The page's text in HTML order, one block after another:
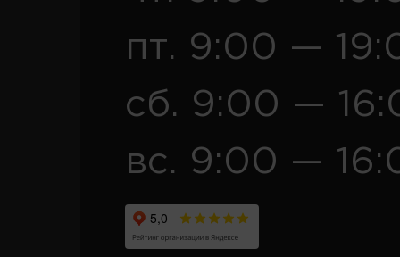
пт. 9:00 —
сб. 9:00 —
вс. 9:00 —